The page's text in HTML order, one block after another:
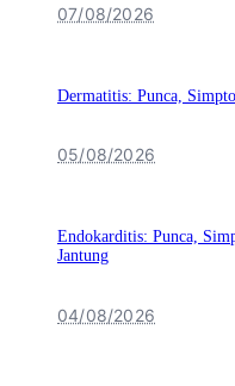
07/08/2026
Dermatitis: Punca,
05/08/2026
Endokarditis: Punca,
Jantung
04/08/2026